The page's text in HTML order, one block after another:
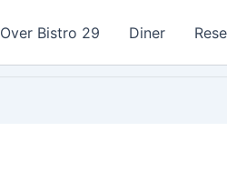
Over Bistro 29 Diner